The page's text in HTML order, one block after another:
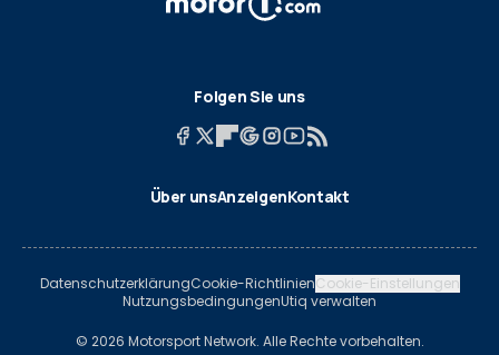
Folgen Sie uns
Über unsAnzeigenKontakt
DatenschutzerklärungCookie-RichtlinienCookie-Einstellungen
NutzungsbedingungenUtiq verwalten
© 2026 Motorsport Network. Alle Rechte vorbehalten.